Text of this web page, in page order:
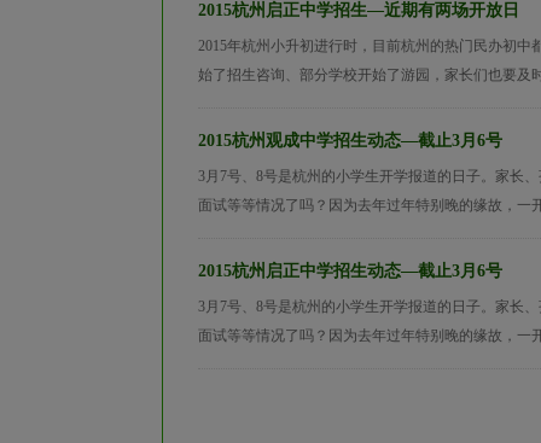
2015杭州启正中学招生—近期有两场开放日
2015年杭州小升初进行时，目前杭州的热门民办初
始了招生咨询、部分学校开始了游园，家长们也要及
2015杭州观成中学招生动态—截止3月6号
3月7号、8号是杭州的小学生开学报道的日子。家长
面试等等情况了吗？因为去年过年特别晚的缘故，一
2015杭州启正中学招生动态—截止3月6号
3月7号、8号是杭州的小学生开学报道的日子。家长
面试等等情况了吗？因为去年过年特别晚的缘故，一